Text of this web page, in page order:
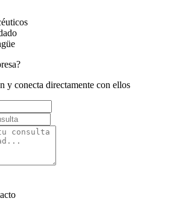
y conecta directamente con ellos